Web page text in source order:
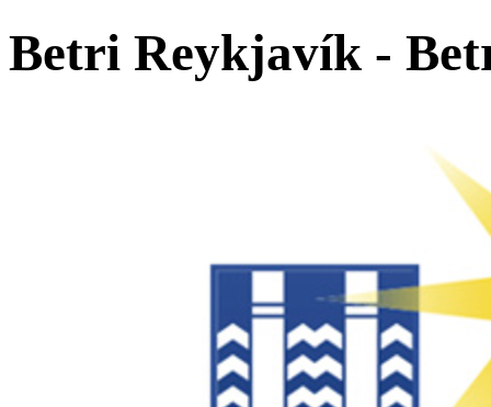
Betri Reykjavík -